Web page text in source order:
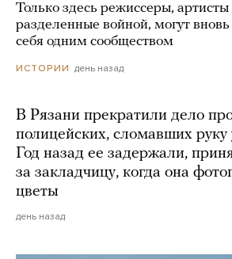
Только здесь режиссеры, артисты
разделенные войной, могут вновь
себя одним сообществом
ИСТОРИИ день назад
В Рязани прекратили дело
полицейских, сломавших руку
Год назад ее задержали,
за закладчицу, когда она
цветы
день назад